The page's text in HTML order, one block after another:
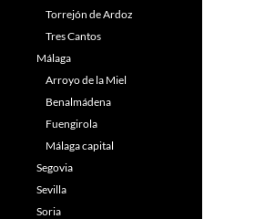
Torrejón de Ardoz
Tres Cantos
Málaga
Arroyo de la Miel
Benalmádena
Fuengirola
Málaga capital
Segovia
Sevilla
Soria